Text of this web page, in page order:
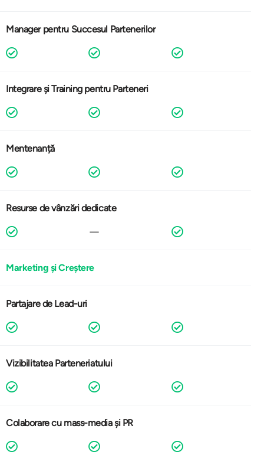
Manager pentru Succesul Partenerilor
Integrare și Training pentru Parteneri
Mentenanțǎ
Resurse de vânzări dedicate
Marketing și Creștere
Partajare de Lead-uri
Vizibilitatea Parteneriatului
Colaborare cu mass-media și PR